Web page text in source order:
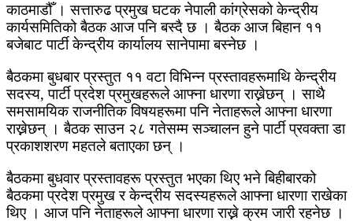
काठमाडौँ । सत्तारुढ प्रमुख घटक नेपाली कांग्रेसको केन्द्रीय
कार्यसमितिको बैठक आज पनि बस्दै छ । बैठक आज बिहान ११
बजेबाट पार्टी केन्द्रीय कार्यालय सानेपामा बस्नेछ ।
बैठकमा बुधबार प्रस्तुत ११ वटा विभिन्न प्रस्तावहरूमाथि केन्द्रीय
सदस्य, पार्टी प्रदेश प्रमुखहरूले आफ्ना धारणा राख्नेछन् । साथै
समसामयिक राजनीतिक विषयहरूमा पनि नेताहरूले आफ्ना धारणा
राख्नेछन् । बैठक साउन २८ गतेसम्म सञ्चालन हुने पार्टी प्रवक्ता डा
प्रकाशशरण महतले बताएका छन् ।
बैठकमा बुधवार प्रस्तावहरू प्रस्तुत भएका थिए भने बिहीबारको
बैठकमा प्रदेश प्रमुख र केन्द्रीय सदस्यहरूले आफ्ना धारणा राखेका
थिए । आज पनि नेताहरूले आफ्ना धारणा राख्ने क्रम जारी रहनेछ ।